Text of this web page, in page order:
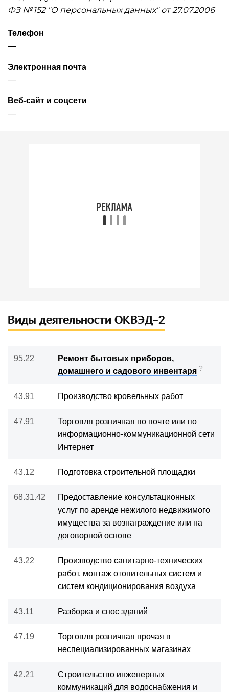
ФЗ № 152 "О персональных данных" от 27.07.2006
Телефон
—
Электронная почта
—
Веб-сайт и соцсети
—
Виды деятельности ОКВЭД-2
95.22
Ремонт бытовых приборов,
домашнего и садового инвентаря ?
43.91 Производство кровельных работ
47.91
Торговля розничная по почте или по
информационно-коммуникационной сети
Интернет
43.12 Подготовка строительной площадки
68.31.42
Предоставление консультационных
услуг по аренде нежилого недвижимого
имущества за вознаграждение или на
договорной основе
43.22
Производство санитарно-технических
работ, монтаж отопительных систем и
систем кондиционирования воздуха
43.11 Разборка и снос зданий
47.19
Торговля розничная прочая в
неспециализированных магазинах
42.21
Строительство инженерных
коммуникаций для водоснабжения и